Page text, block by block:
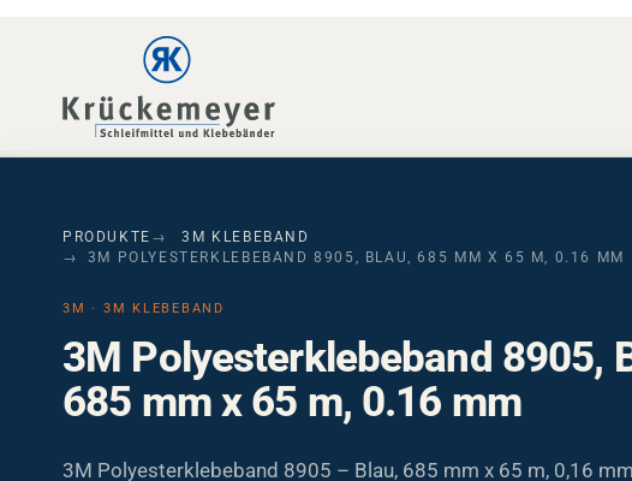
PRODUKTE
3M KLEBEBAND
3M POLYESTERKLEBEBAND 8905, BLAU, 685 MM X 65 M, 0.16 MM
3M Polyesterklebeband 8905,
685 mm x 65 m, 0.16 mm
3M Polyesterklebeband 8905 – Blau, 685 mm x 65 m, 0,16